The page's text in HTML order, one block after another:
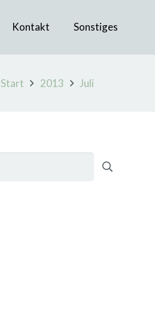
Kontakt Sonstiges
Start 2013 Juli